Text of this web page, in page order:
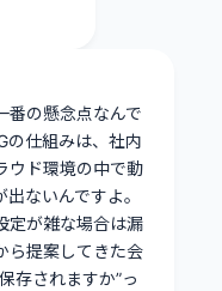
番の懸念点なんで
の仕組みは、社内
ウド環境の中で動
ないんですよ。
定が雑な場合は漏
ら提案してきた会
存されますか”っ